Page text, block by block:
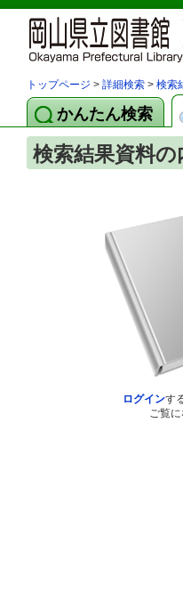
トップページ > 詳細検索 > 検索
かんたん検索
検索結果資料の
ログインす
ご覧